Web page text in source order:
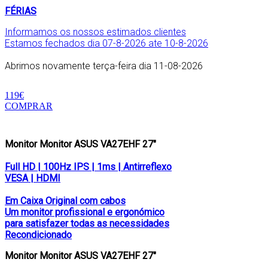
FÉRIAS
Informamos os nossos estimados clientes
Estamos fechados dia 07-8-2026 ate 10-8-2026
Abrimos novamente terça-feira dia 11-08-2026
119€
COMPRAR
Monitor Monitor ASUS VA27EHF 27″
Full HD | 100Hz IPS | 1ms | Antirreflexo
VESA | HDMI
Em Caixa Original com cabos
Um monitor profissional e ergonómico
para satisfazer todas as necessidades
Recondicionado
Monitor Monitor ASUS VA27EHF 27″